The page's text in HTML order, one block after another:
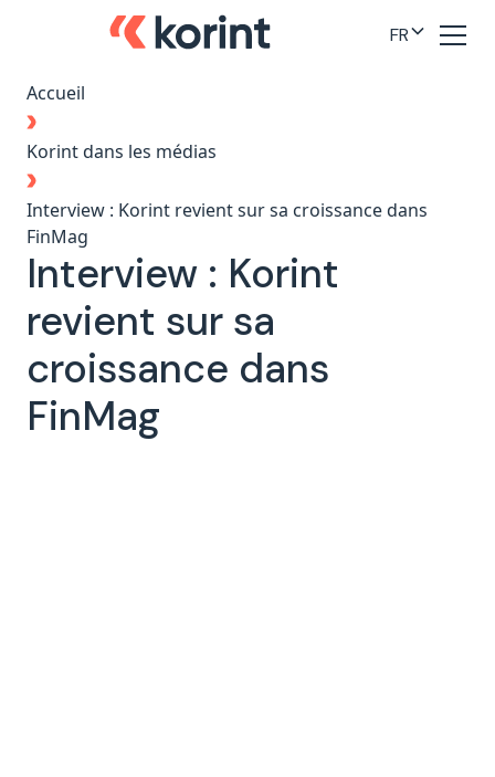
FR
Accueil
Korint dans les médias
Interview : Korint revient sur sa croissance dans
FinMag
Interview : Korint
revient sur sa
croissance dans
FinMag